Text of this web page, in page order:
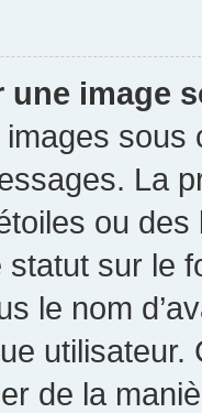
une image
sous
La
ou
sur le
le nom
utilisateur.
de la